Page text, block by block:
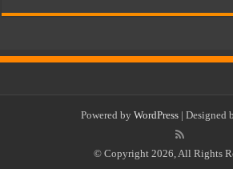
Powered by WordPress | Designed
© Copyright 2026, All Rights